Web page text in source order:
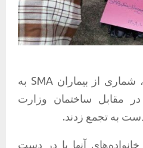
روز دوشنبه 1 بهمن ماه، شماری از بیماران SMA به
در مقابل ساختمان وزارت
به تجمع زدند.
آنها با در دست